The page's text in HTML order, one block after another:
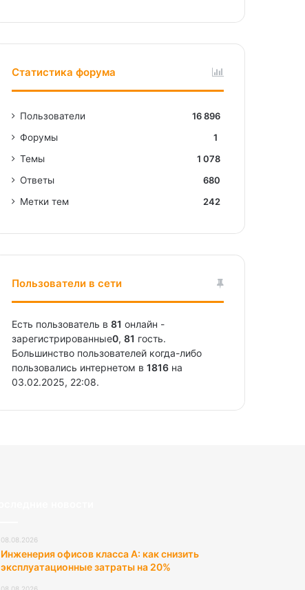
Статистика форума
Пользователи
16 896
Форумы
1
Темы
1 078
Ответы
680
Метки тем
242
Пользователи в сети
Есть пользователь в81 онлайн -
зарегистрированные0,81 гость.
Большинство пользователей когда-либо
пользовались интернетом в1816 на
03.02.2025, 22:08.
08.08.2026
Инженерия офисов класса А: как снизить
эксплуатационные затраты на 20%